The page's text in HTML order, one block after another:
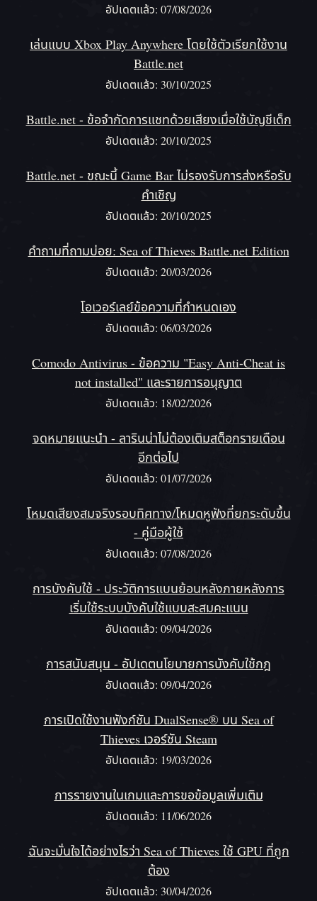
อัปเดตแล้ว: 07/08/2026
เล่นแบบ Xbox Play Anywhere โดยใช้ตัวเรียกใช้งาน
Battle.net
อัปเดตแล้ว: 30/10/2025
Battle.net - ข้อจํากัดการแชทด้วยเสียงเมื่อใช้บัญชีเด็ก
อัปเดตแล้ว: 20/10/2025
Battle.net - ขณะนี้ Game Bar ไม่รองรับการส่งหรือรับ
คําเชิญ
อัปเดตแล้ว: 20/10/2025
คําถามที่ถามบ่อย: Sea of Thieves Battle.net Edition
อัปเดตแล้ว: 20/03/2026
โอเวอร์เลย์ข้อความที่กำหนดเอง
อัปเดตแล้ว: 06/03/2026
Comodo Antivirus - ข้อความ "Easy Anti-Cheat is
not installed" และรายการอนุญาต
อัปเดตแล้ว: 18/02/2026
จดหมายแนะนํา - ลารินน่าไม่ต้องเติมสต็อกรายเดือน
อีกต่อไป
อัปเดตแล้ว: 01/07/2026
โหมดเสียงสมจริงรอบทิศทาง/โหมดหูฟังที่ยกระดับขึ้น
- คู่มือผู้ใช้
อัปเดตแล้ว: 07/08/2026
การบังคับใช้ - ประวัติการแบนย้อนหลังภายหลังการ
เริ่มใช้ระบบบังคับใช้แบบสะสมคะแนน
อัปเดตแล้ว: 09/04/2026
การสนับสนุน - อัปเดตนโยบายการบังคับใช้กฎ
อัปเดตแล้ว: 09/04/2026
การเปิดใช้งานฟังก์ชัน DualSense® บน Sea of
Thieves เวอร์ชัน Steam
อัปเดตแล้ว: 19/03/2026
การรายงานในเกมและการขอข้อมูลเพิ่มเติม
อัปเดตแล้ว: 11/06/2026
ฉันจะมั่นใจได้อย่างไรว่า Sea of Thieves ใช้ GPU ที่ถูก
ต้อง
อัปเดตแล้ว: 30/04/2026